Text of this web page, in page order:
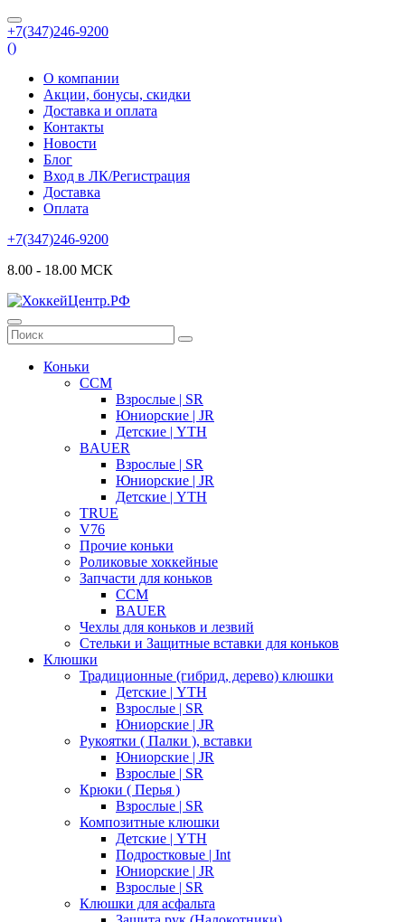
+7(347)246-9200
()
О компании
Акции, бонусы, скидки
Доставка и оплата
Контакты
Новости
Блог
Вход в ЛК/Регистрация
Доставка
Оплата
+7(347)246-9200
8.00 - 18.00 МСК
Коньки
CCM
Взрослые | SR
Юниорские | JR
Детские | YTH
BAUER
Взрослые | SR
Юниорские | JR
Детские | YTH
TRUE
V76
Прочие коньки
Роликовые хоккейные
Запчасти для коньков
CCM
BAUER
Чехлы для коньков и лезвий
Стельки и Защитные вставки для коньков
Клюшки
Традиционные (гибрид, дерево) клюшки
Детские | YTH
Взрослые | SR
Юниорские | JR
Рукоятки ( Палки ), вставки
Юниорские | JR
Взрослые | SR
Крюки ( Перья )
Взрослые | SR
Композитные клюшки
Детские | YTH
Подростковые | Int
Юниорские | JR
Взрослые | SR
Клюшки для асфальта